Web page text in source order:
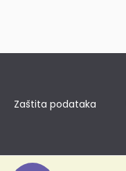
Zaštita podataka